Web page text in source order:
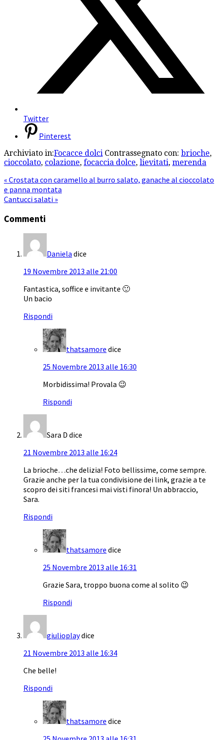
Twitter
Pinterest
Archiviato in:Focacce dolci Contrassegnato con: brioche,
cioccolato, colazione, focaccia dolce, lievitati, merenda
« Crostata con caramello al burro salato, ganache al cioccolato
e panna montata
Cantucci salati »
Commenti
Daniela dice
19 Novembre 2013 alle 21:00
Fantastica, soffice e invitante 🙂
Un bacio
Rispondi
thatsamore dice
25 Novembre 2013 alle 16:30
Morbidissima! Provala 😉
Rispondi
Sara D dice
21 Novembre 2013 alle 16:24
La brioche…che delizia! Foto bellissime, come sempre.
Grazie anche per la tua condivisione dei link, grazie a te
scopro dei siti francesi mai visti finora! Un abbraccio,
Sara.
Rispondi
thatsamore dice
25 Novembre 2013 alle 16:31
Grazie Sara, troppo buona come al solito 😉
Rispondi
giulioplaydice
21 Novembre 2013 alle 16:34
Che belle!
Rispondi
thatsamore dice